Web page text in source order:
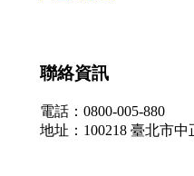
聯絡資訊
電話：0800-005-880
地址：100218 臺北市